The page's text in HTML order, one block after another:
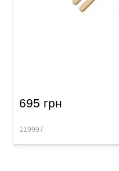
695 грн
119997